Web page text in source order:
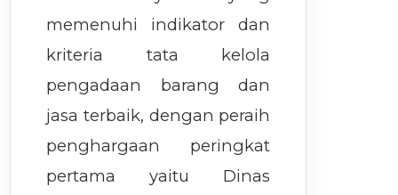
memenuhi indikator dan
kriteria tata kelola
pengadaan barang dan
jasa terbaik, dengan peraih
penghargaan peringkat
pertama yaitu Dinas